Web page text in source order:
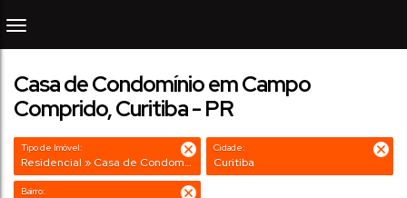
Casa de Condomínio em Campo
Comprido, Curitiba - PR
Tipo de Imóvel:
Residencial » Casa de Condomínio
Cidade:
Curitiba
Bairro: